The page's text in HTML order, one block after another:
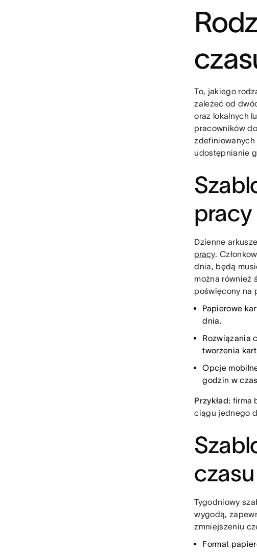
To, jakiego
zależeć od
oraz lokalnych
pracowników
zdefiniowanych
udostępnianie
pracy
Dzienne
pracy.
dnia, będą
można również
poświęcony na
Papierowe
dnia.
Rozwiązania
tworzenia
Opcje
godzin w
Przykład: firma
ciągu jednego
Tygodniowy
wygodą,
zmniejszeniu
Format